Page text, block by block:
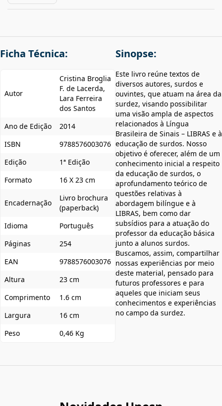
Ficha Técnica:
Autor
Cristina Broglia
F. de Lacerda,
Lara Ferreira
dos Santos
Ano de Edição
2014
ISBN
9788576003076
Edição
1ª Edição
Formato
16 X 23 cm
Encadernação
Livro brochura
(paperback)
Idioma
Português
Páginas
254
EAN
9788576003076
Altura
23 cm
Comprimento
1.6 cm
Largura
16 cm
Peso
0,46 Kg
Sinopse:
Este livro reúne textos de
diversos autores, surdos e
ouvintes, que atuam na área da
surdez, visando possibilitar
uma visão ampla de aspectos
relacionados à Língua
Brasileira de Sinais – LIBRAS e à
educação de surdos. Nosso
objetivo é oferecer, além de um
conhecimento inicial a respeito
da educação de surdos, o
aprofundamento teórico de
questões relativas à
abordagem bilíngue e à
LIBRAS, bem como dar
subsídios para a atuação do
professor da educação básica
junto a alunos surdos.
Buscamos, assim, compartilhar
nossas experiências por meio
deste material, pensado para
futuros professores e para
aqueles que iniciam seus
conhecimentos e experiências
no campo da surdez.